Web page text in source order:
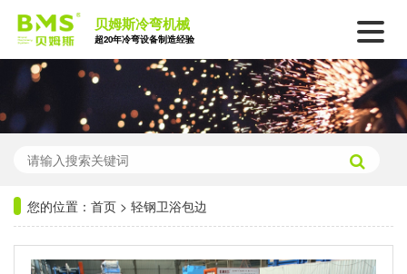
贝姆斯冷弯机械
超20年冷弯设备制造经验
您的位置： 首页 > 轻钢卫浴包边